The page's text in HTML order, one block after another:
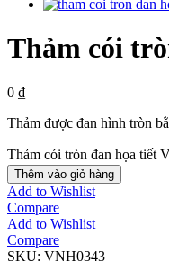
Thảm cói
0 ₫
Thảm được đan hình tròn
Thảm cói tròn đan họa tiết
Thêm vào giỏ hàng
Add to Wishlist
Compare
Add to Wishlist
Compare
SKU: VNH0343